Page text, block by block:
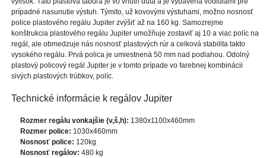
prípadné nasunutie výstuh. Týmito, už kovovými výstuhami, možno nosnosť
police plastového regálu Jupiter zvýšiť až na 160 kg. Samozrejme
konštrukcia plastového regálu Jupiter umožňuje zostaviť aj 10 a viac políc na
regál, ale obmedzuje nás nosnosť plastových rúr a celková stabilita takto
vysokého regálu. Prvá polica je umiestnená 50 mm nad podlahou. Odolný
plastový policový regál Jupiter je v tomto prípade vo farebnej kombinácii
sivých plastových trúbkov, políc.
Technické informácie k regálov Jupiter
Rozmer regálu vonkajšie (v,š,h): 1380x1100x460mm
Rozmer police: 1030x460mm
Nosnosť police: 120kg
Nosnosť regálov: 480 kg